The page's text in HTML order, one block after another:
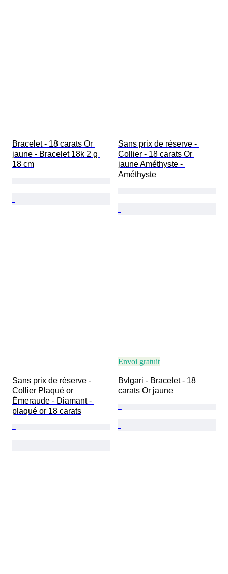
Bracelet - 18 carats Or
jaune - Bracelet 18k 2 g
18 cm
Sans prix de réserve -
Collier - 18 carats Or
jaune Améthyste -
Améthyste
Sans prix de réserve -
Collier Plaqué or
Émeraude - Diamant -
plaqué or 18 carats
Envoi gratuit
Bvlgari - Bracelet - 18
carats Or jaune